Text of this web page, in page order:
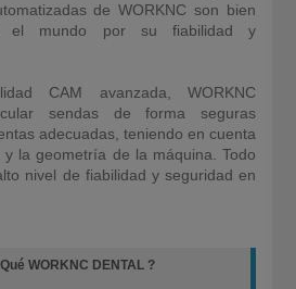
de WORKNC son bien
el mundo por su fiabilidad y
CAM avanzada, WORKNC
sendas de forma seguras
adecuadas, teniendo en cuenta
la geometría de la máquina. Todo
nivel de fiabilidad y seguridad en
WORKNC DENTAL ?